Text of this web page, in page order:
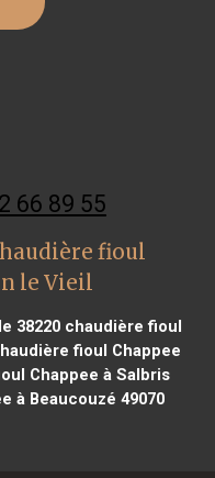
66 89 55
fioul
le Vieil
38220chaudière fioul
fioul Chappee
Chappee à Salbris
à Beaucouzé 49070